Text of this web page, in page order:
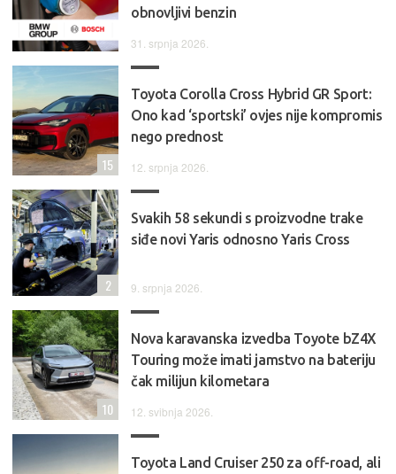
obnovljivi benzin
31. srpnja 2026.
Toyota Corolla Cross Hybrid GR Sport:
Ono kad ‘sportski’ ovjes nije kompromis
nego prednost
12. srpnja 2026.
15
Svakih 58 sekundi s proizvodne trake
siđe novi Yaris odnosno Yaris Cross
9. srpnja 2026.
2
Nova karavanska izvedba Toyote bZ4X
Touring može imati jamstvo na bateriju
čak milijun kilometara
12. svibnja 2026.
10
Toyota Land Cruiser 250 za off-road, ali